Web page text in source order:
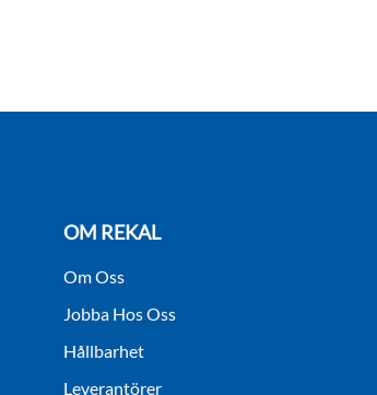
OM REKAL
Om Oss
Jobba Hos Oss
Hållbarhet
Leverantörer